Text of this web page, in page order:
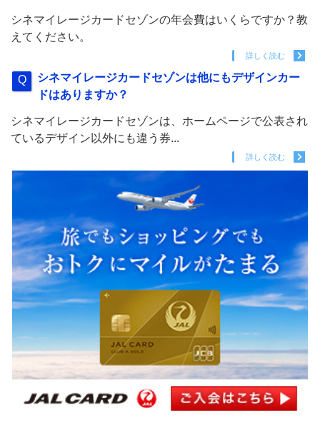
シネマイレージカードセゾンの年会費はいくらですか？教
えてください。
詳しく読む
シネマイレージカードセゾンは他にもデザインカー
ドはありますか？
シネマイレージカードセゾンは、ホームページで公表され
ているデザイン以外にも違う券...
詳しく読む